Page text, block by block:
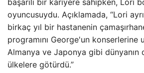
başarılı bir kariyere sahipken, Lori
oyuncusuydu. Açıklamada, “Lori
birkaç yıl bir hastanenin
programını George'un konserlerine
Almanya ve Japonya gibi dünyanın
ülkelere götürdü.”